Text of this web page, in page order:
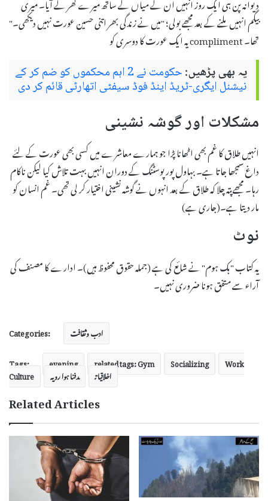
بیگم انہیں ملنے کے بعد مجھے بولی؛ "میں نے زندگی بھر اتنی حسین عورت نہیں دیکھی۔"
یہ ایک عورت کا دوسری کو compliment تھا۔
یہ بھی پڑھیں: حکومت نے 2 اہم محکموں کو ضم کر کے
نیشنل ایگری-ٹریڈ اینڈ فوڈ سیفٹی اتھارٹی قائم کر دی
مشکلات اور گوشہ نشینی
انہیں طلاق کا غم بھی اٹھانا پڑا جو ہمارے معاشرے میں کسی بھی عورت کے لئے
داغ سمجھا جاتا ہے۔ بہاول پور پوسٹنگ کے دوران انہیں بہت تلاش کیا لیکن ناکام
رہا۔ مجھے پتہ چلا کہ طلاق کے بعد انہوں نے گوشہ نشینی اختیار کر لی تھی۔ غم انسان کو
مار دیتا ہے۔(جاری ہے)
نوٹ
یہ کتاب "بک ہوم" نے شائع کی ہے (جملہ حقوق محفوظ ہیں)۔ ادارے کا مصنف کی
آراء سے متفق ہونا ضروری نہیں۔
Categories: ادب وثقافت
Tags: evening related tags: Gym Socializing Work
Culture اخلاقیات
دفنا ہوا رویہ
Related Articles